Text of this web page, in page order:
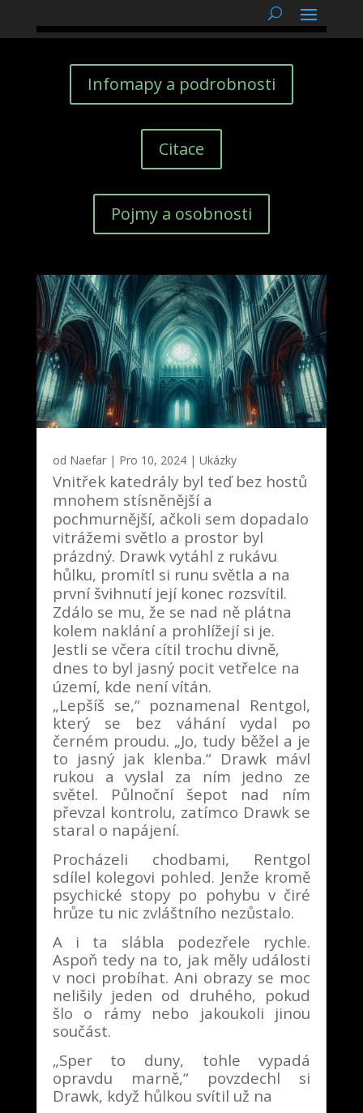
Infomapy a podrobnosti
Citace
Pojmy a osobnosti
od Naefar| Pro 10, 2024| Ukázky
Vnitřek katedrály byl teď bez hostů
mnohem stísněnější a
pochmurnější, ačkoli sem dopadalo
vitrážemi světlo a prostor byl
prázdný. Drawk vytáhl z rukávu
hůlku, promítl si runu světla a na
první švihnutí její konec rozsvítil.
Zdálo se mu, že se nad ně plátna
kolem naklání a prohlížejí si je.
Jestli se včera cítil trochu divně,
dnes to byl jasný pocit vetřelce na
území, kde není vítán.
„Lepšíš se,“ poznamenal Rentgol,
který se bez váhání vydal po
černém proudu. „Jo, tudy běžel a je
to jasný jak klenba.“ Drawk mávl
rukou a vyslal za ním jedno ze
světel. Půlnoční šepot nad ním
převzal kontrolu, zatímco Drawk se
staral o napájení.
Procházeli chodbami, Rentgol
sdílel kolegovi pohled. Jenže kromě
psychické stopy po pohybu v čiré
hrůze tu nic zvláštního nezůstalo.
A i ta slábla podezřele rychle.
Aspoň tedy na to, jak měly události
v noci probíhat. Ani obrazy se moc
nelišily jeden od druhého, pokud
šlo o rámy nebo jakoukoli jinou
součást.
„Sper to duny, tohle vypadá
opravdu marně,“ povzdechl si
Drawk, když hůlkou svítil už na